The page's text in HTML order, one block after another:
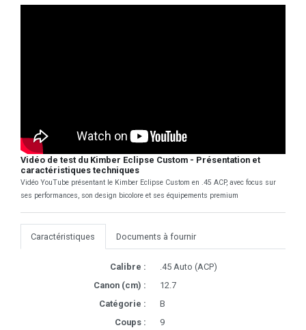
Vidéo de test du Kimber Eclipse Custom - Présentation et
caractéristiques techniques
Vidéo YouTube présentant le Kimber Eclipse Custom en .45 ACP, avec focus sur
ses performances, son design bicolore et ses équipements premium
Caractéristiques Documents à fournir
Calibre :
.45 Auto (ACP)
Canon (cm) :
12.7
Catégorie :
B
Coups :
9